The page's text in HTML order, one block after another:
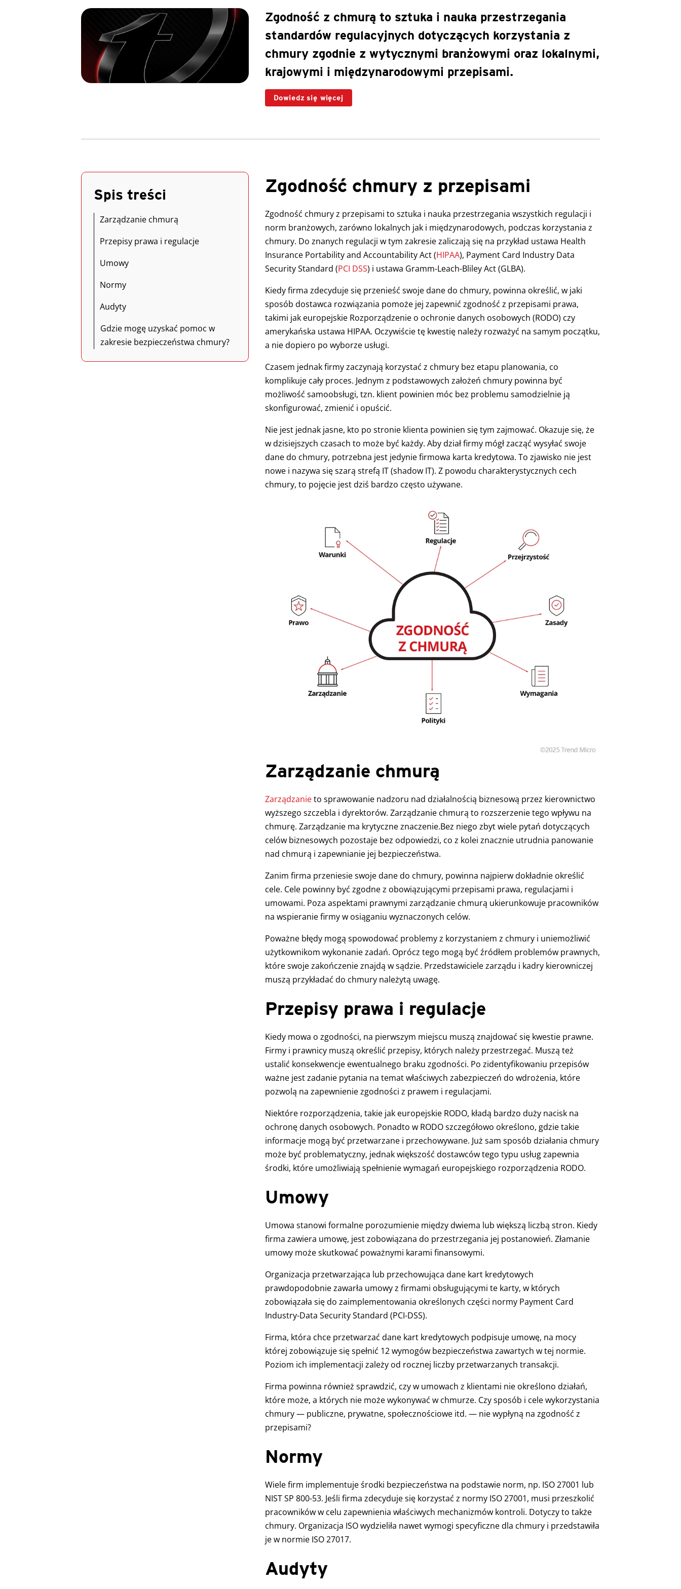
Zgodność z chmurą to sztuka i nauka przestrzegania
standardów regulacyjnych dotyczących korzystania z
chmury zgodnie z wytycznymi branżowymi oraz lokalnymi,
krajowymi i międzynarodowymi przepisami.
Dowiedz się więcej
Spis treści
Zarządzanie chmurą
Przepisy prawa i regulacje
Umowy
Normy
Audyty
Gdzie mogę uzyskać pomoc w
zakresie bezpieczeństwa chmury?
Zgodność chmury z przepisami
Zgodność chmury z przepisami to sztuka i nauka przestrzegania wszystkich regulacji i
norm branżowych, zarówno lokalnych jak i międzynarodowych, podczas korzystania z
chmury. Do znanych regulacji w tym zakresie zaliczają się na przykład ustawa Health
Insurance Portability and Accountability Act (HIPAA), Payment Card Industry Data
Security Standard (PCI DSS) i ustawa Gramm-Leach-Bliley Act (GLBA).
Kiedy firma zdecyduje się przenieść swoje dane do chmury, powinna określić, w jaki
sposób dostawca rozwiązania pomoże jej zapewnić zgodność z przepisami prawa,
takimi jak europejskie Rozporządzenie o ochronie danych osobowych (RODO) czy
amerykańska ustawa HIPAA. Oczywiście tę kwestię należy rozważyć na samym początku,
a nie dopiero po wyborze usługi.
Czasem jednak firmy zaczynają korzystać z chmury bez etapu planowania, co
komplikuje cały proces. Jednym z podstawowych założeń chmury powinna być
możliwość samoobsługi, tzn. klient powinien móc bez problemu samodzielnie ją
skonfigurować, zmienić i opuścić.
Nie jest jednak jasne, kto po stronie klienta powinien się tym zajmować. Okazuje się, że
w dzisiejszych czasach to może być każdy. Aby dział firmy mógł zacząć wysyłać swoje
dane do chmury, potrzebna jest jedynie firmowa karta kredytowa. To zjawisko nie jest
nowe i nazywa się szarą strefą IT (shadow IT). Z powodu charakterystycznych cech
chmury, to pojęcie jest dziś bardzo często używane.
Zarządzanie chmurą
Zarządzanieto sprawowanie nadzoru nad działalnością biznesową przez kierownictwo
wyższego szczebla i dyrektorów. Zarządzanie chmurą to rozszerzenie tego wpływu na
chmurę. Zarządzanie ma krytyczne znaczenie.Bez niego zbyt wiele pytań dotyczących
celów biznesowych pozostaje bez odpowiedzi, co z kolei znacznie utrudnia panowanie
nad chmurą i zapewnianie jej bezpieczeństwa.
Zanim firma przeniesie swoje dane do chmury, powinna najpierw dokładnie określić
cele. Cele powinny być zgodne z obowiązującymi przepisami prawa, regulacjami i
umowami. Poza aspektami prawnymi zarządzanie chmurą ukierunkowuje pracowników
na wspieranie firmy w osiąganiu wyznaczonych celów.
Poważne błędy mogą spowodować problemy z korzystaniem z chmury i uniemożliwić
użytkownikom wykonanie zadań. Oprócz tego mogą być źródłem problemów prawnych,
które swoje zakończenie znajdą w sądzie. Przedstawiciele zarządu i kadry kierowniczej
muszą przykładać do chmury należytą uwagę.
Przepisy prawa i regulacje
Kiedy mowa o zgodności, na pierwszym miejscu muszą znajdować się kwestie prawne.
Firmy i prawnicy muszą określić przepisy, których należy przestrzegać. Muszą też
ustalić konsekwencje ewentualnego braku zgodności. Po zidentyfikowaniu przepisów
ważne jest zadanie pytania na temat właściwych zabezpieczeń do wdrożenia, które
pozwolą na zapewnienie zgodności z prawem i regulacjami.
Niektóre rozporządzenia, takie jak europejskie RODO, kładą bardzo duży nacisk na
ochronę danych osobowych. Ponadto w RODO szczegółowo określono, gdzie takie
informacje mogą być przetwarzane i przechowywane. Już sam sposób działania chmury
może być problematyczny, jednak większość dostawców tego typu usług zapewnia
środki, które umożliwiają spełnienie wymagań europejskiego rozporządzenia RODO.
Umowy
Umowa stanowi formalne porozumienie między dwiema lub większą liczbą stron. Kiedy
firma zawiera umowę, jest zobowiązana do przestrzegania jej postanowień. Złamanie
umowy może skutkować poważnymi karami finansowymi.
Organizacja przetwarzająca lub przechowująca dane kart kredytowych
prawdopodobnie zawarła umowy z firmami obsługującymi te karty, w których
zobowiązała się do zaimplementowania określonych części normy Payment Card
Industry-Data Security Standard (PCI-DSS).
Firma, która chce przetwarzać dane kart kredytowych podpisuje umowę, na mocy
której zobowiązuje się spełnić 12 wymogów bezpieczeństwa zawartych w tej normie.
Poziom ich implementacji zależy od rocznej liczby przetwarzanych transakcji.
Firma powinna również sprawdzić, czy w umowach z klientami nie określono działań,
które może, a których nie może wykonywać w chmurze. Czy sposób i cele wykorzystania
chmury — publiczne, prywatne, społecznościowe itd. — nie wypłyną na zgodność z
przepisami?
Normy
Wiele firm implementuje środki bezpieczeństwa na podstawie norm, np. ISO 27001 lub
NIST SP 800-53. Jeśli firma zdecyduje się korzystać z normy ISO 27001, musi przeszkolić
pracowników w celu zapewnienia właściwych mechanizmów kontroli. Dotyczy to także
chmury. Organizacja ISO wydzieliła nawet wymogi specyficzne dla chmury i przedstawiła
je w normie ISO 27017.
Audyty